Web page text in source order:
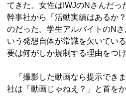
てきた。女性はIWJのNさんだっ
幹事社から「活動実績はあるか
のだった。学生アルバイトのN
いう発想自体が常識を欠いている
要は何がしか規制する理由をつ
「撮影した動画なら提示でき
社は「動画じゃねえ？」と首を